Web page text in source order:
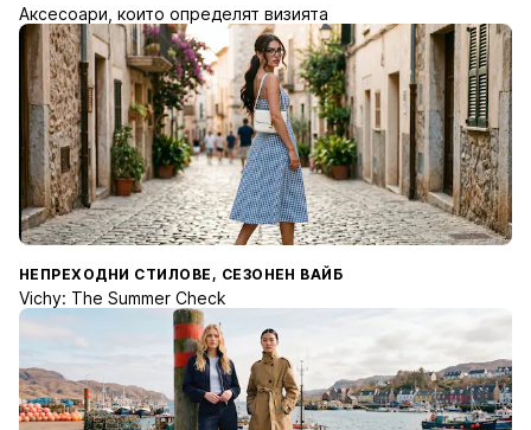
Аксесоари, които определят визията
НЕПРЕХОДНИ СТИЛОВЕ, СЕЗОНЕН ВАЙБ
Vichy: The Summer Check